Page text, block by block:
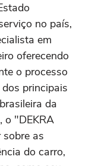
no país,
em
oferecendo
o processo
principais
da
o "DEKRA
as
do carro,